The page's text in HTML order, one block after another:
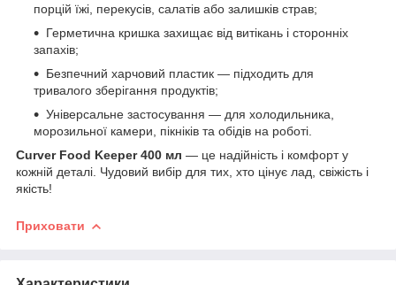
порцій їжі, перекусів, салатів або залишків страв;
Герметична кришка захищає від витікань і сторонніх
запахів;
Безпечний харчовий пластик — підходить для
тривалого зберігання продуктів;
Універсальне застосування — для холодильника,
морозильної камери, пікніків та обідів на роботі.
Curver Food Keeper 400 мл — це надійність і комфорт у
кожній деталі. Чудовий вибір для тих, хто цінує лад, свіжість і
якість!
Приховати